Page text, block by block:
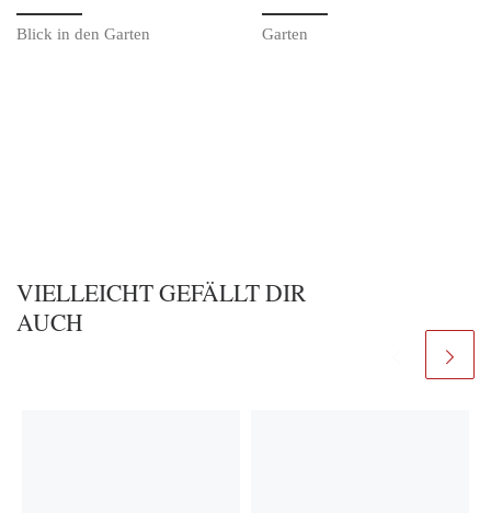
Blick in den Garten Garten
VIELLEICHT GEFÄLLT DIR
AUCH